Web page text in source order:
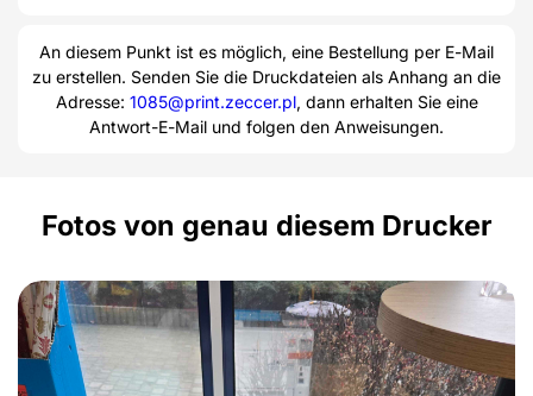
An diesem Punkt ist es möglich, eine Bestellung per E-Mail
zu erstellen. Senden Sie die Druckdateien als Anhang an die
Adresse: 1085@print.zeccer.pl, dann erhalten Sie eine
Antwort-E-Mail und folgen den Anweisungen.
Fotos von genau diesem Drucker